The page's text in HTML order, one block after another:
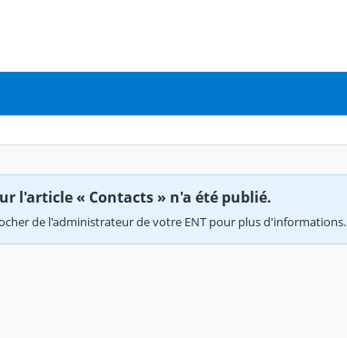
l'article « Contacts » n'a été publié.
de l'administrateur de votre ENT pour plus d'informations.